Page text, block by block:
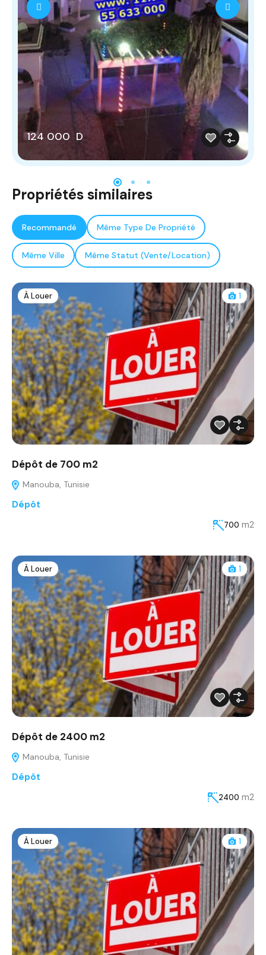
124 000 D
Propriétés similaires
Recommandé Même Type De Propriété
Même Ville Même Statut (Vente/Location)
À Louer 1
Dépôt de 700 m2
Manouba, Tunisie
Dépôt
700 m2
À Louer 1
Dépôt de 2400 m2
Manouba, Tunisie
Dépôt
2400 m2
À Louer 1